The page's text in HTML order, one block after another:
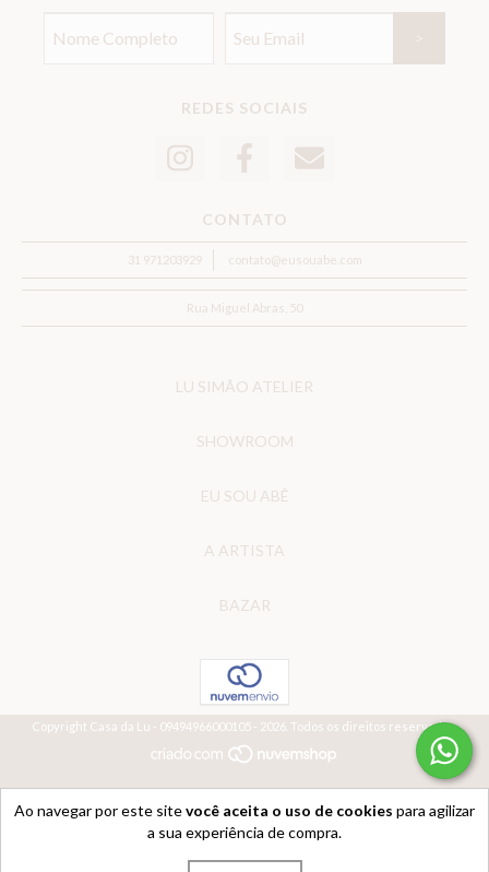
Ao navegar por este sitevocê aceita o uso de cookies para agilizar
a sua experiência de compra.
REDES SOCIAIS
CONTATO
31 971203929 contato@eusouabe.com
Rua Miguel Abras, 50
LU SIMÃO ATELIER
SHOWROOM
EU SOU ABÊ
A ARTISTA
BAZAR
Copyright Casa da Lu - 09494966000105 - 2026. Todos os direitos reservados.